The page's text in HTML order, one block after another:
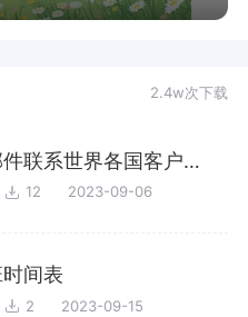
2.4w次下载
电话以及电子邮件联系世界各国客户最佳时间表
12 2023-09-06
间表
2 2023-09-15